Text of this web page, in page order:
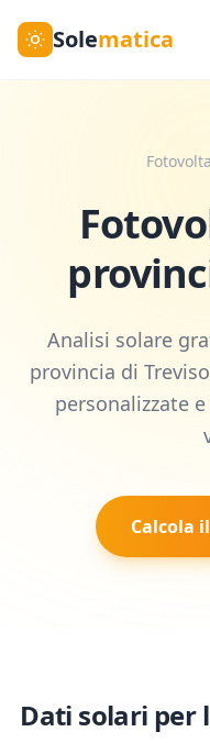
Solematica
Analisi solare
provincia di Treviso
personalizzate
Calcola
Dati solari per